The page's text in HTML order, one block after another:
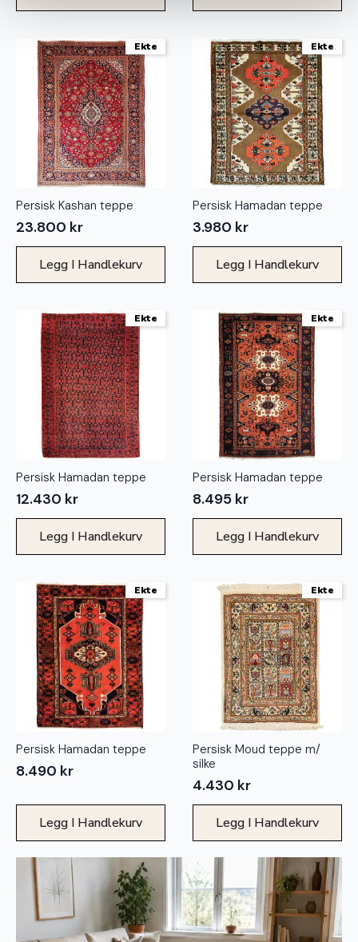
Ekte
Persisk Kashan teppe
23.800 kr
Legg I Handlekurv
Ekte
Persisk Hamadan teppe
3.980 kr
Legg I Handlekurv
Ekte
Persisk Hamadan teppe
12.430 kr
Legg I Handlekurv
Ekte
Persisk Hamadan teppe
8.495 kr
Legg I Handlekurv
Ekte
Persisk Hamadan teppe
8.490 kr
Legg I Handlekurv
Ekte
Persisk Moud teppe m/
silke
4.430 kr
Legg I Handlekurv